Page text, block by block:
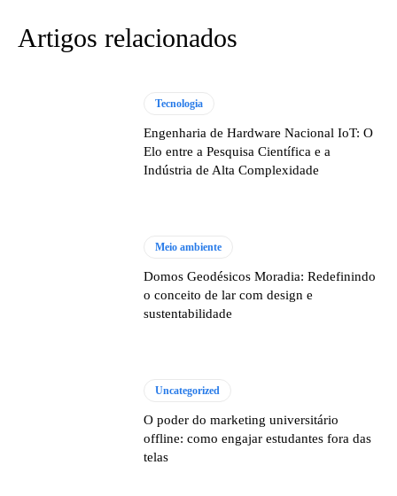
Artigos relacionados
Tecnologia
Engenharia de Hardware Nacional IoT: O
Elo entre a Pesquisa Científica e a
Indústria de Alta Complexidade
Meio ambiente
Domos Geodésicos Moradia: Redefinindo
o conceito de lar com design e
sustentabilidade
Uncategorized
O poder do marketing universitário
offline: como engajar estudantes fora das
telas